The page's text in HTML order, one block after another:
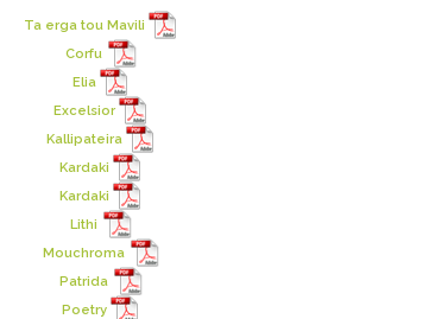
Ta erga tou Mavili
Corfu
Elia
Excelsior
Kallipateira
Kardaki
Kardaki
Lithi
Mouchroma
Patrida
Poetry